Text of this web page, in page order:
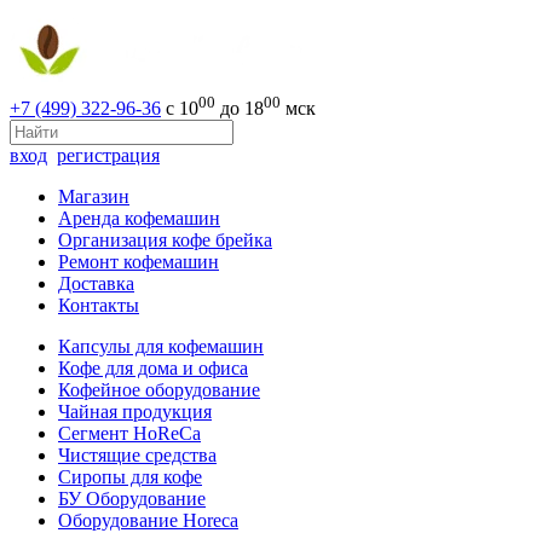
+7 (499) 322-96-36 с 1000 до 1800 мск
вход регистрация
Магазин
Аренда кофемашин
Организация кофе брейка
Ремонт кофемашин
Доставка
Контакты
Капсулы для кофемашин
Кофе для дома и офиса
Кофейное оборудование
Чайная продукция
Сегмент HoReCa
Чистящие средства
Сиропы для кофе
БУ Оборудование
Оборудование Horeca